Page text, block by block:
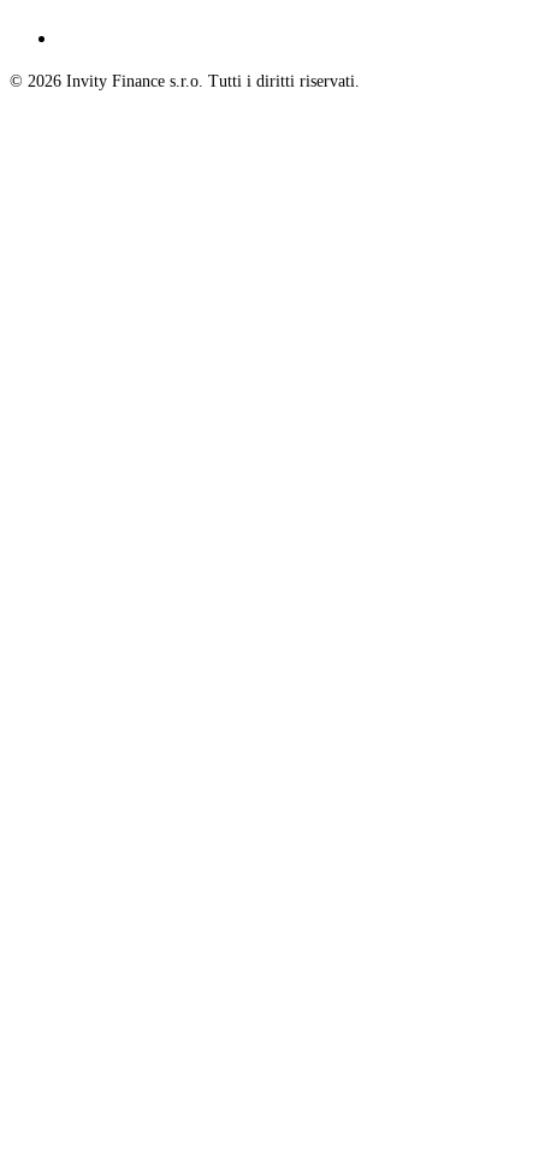
© 2026 Invity Finance s.r.o. Tutti i diritti riservati.